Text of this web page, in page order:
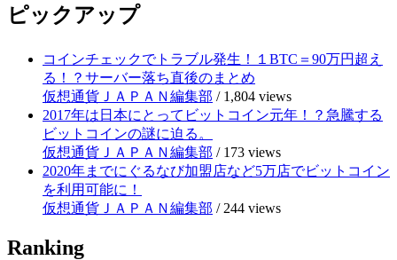
ピックアップ
コインチェックでトラブル発生！１BTC＝90万円超え
る！？サーバー落ち直後のまとめ
仮想通貨ＪＡＰＡＮ編集部 / 1,804 views
2017年は日本にとってビットコイン元年！？急騰する
ビットコインの謎に迫る。
仮想通貨ＪＡＰＡＮ編集部 / 173 views
2020年までにぐるなび加盟店など5万店でビットコイン
を利用可能に！
仮想通貨ＪＡＰＡＮ編集部 / 244 views
Ranking